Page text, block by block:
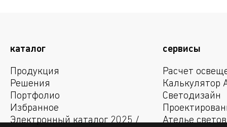
каталог
Продукция
Решения
Портфолио
Избранное
Электронный каталог 2025 /
сервисы
Расчет
Калькулятор
Светодизайн
Ателье